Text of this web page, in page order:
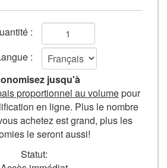
:
:
jusqu'à
proportionnel au volumepour
en ligne. Plus le nombre
achetez est grand, plus les
le seront aussi!
Statut: